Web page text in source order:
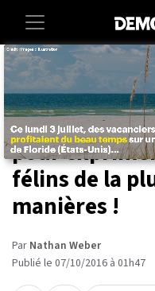
Accueil Lifestyle Culture
Voici 25
minimalistes
pour
félins de la
manières !
Par Nathan Weber
Publié le 07/10/2016 à 01h47